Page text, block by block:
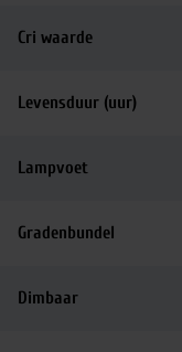
Cri waarde
Levensduur (uur)
Lampvoet
Gradenbundel
Dimbaar